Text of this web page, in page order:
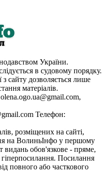
України.
в судовому порядку.
з сайту дозволяється лише
матеріалів.
Телефон:
розміщених на сайті,
на ВолиньІнфо у першому
видань обов'язкове - пряме,
Посилання
повного або часткового